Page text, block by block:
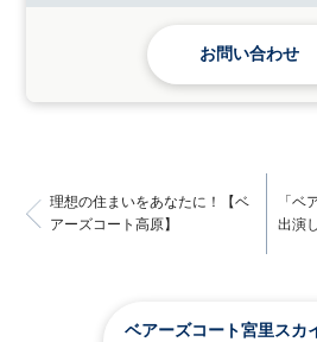
お問い合わせ
理想の住まいをあなたに！【ベ
アーズコート高原】
「ベ
出演
ベアーズコート宮里スカ